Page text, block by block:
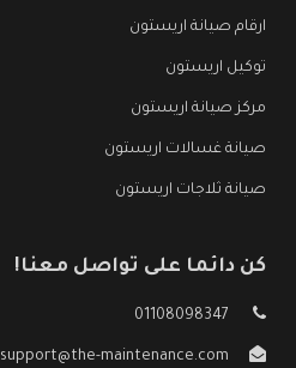
ارقام صيانة اريستون
توكيل اريستون
مركز صيانة اريستون
صيانة غسالات اريستون
صيانة ثلاجات اريستون
كن دائما على تواصل معنا!
01108098347
support@the-maintenance.com